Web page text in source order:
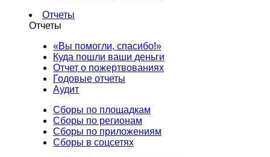
Отчеты
Отчеты
«Вы помогли, спасибо!»
Куда пошли ваши деньги
Отчет о пожертвованиях
Годовые отчеты
Аудит
Сборы по площадкам
Сборы по регионам
Сборы по приложениям
Сборы в соцсетях